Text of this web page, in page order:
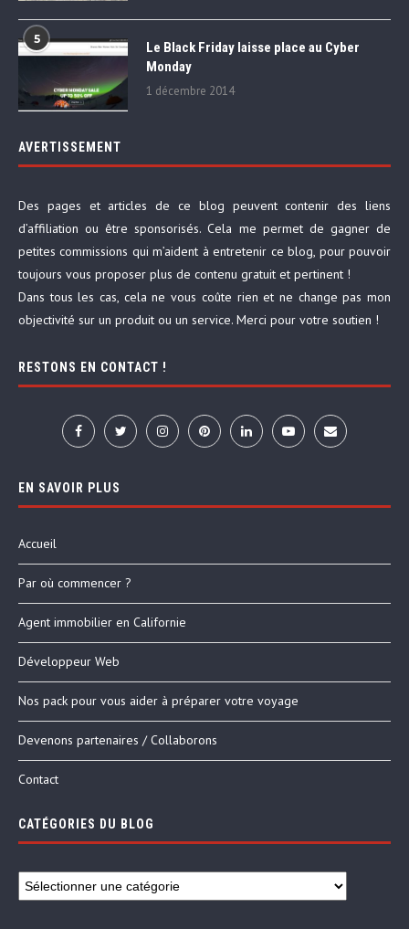
5
Le Black Friday laisse place au Cyber
Monday
1 décembre 2014
AVERTISSEMENT
Des pages et articles de ce blog peuvent contenir des liens
d’affiliation ou être sponsorisés. Cela me permet de gagner de
petites commissions qui m’aident à entretenir ce blog, pour pouvoir
toujours vous proposer plus de contenu gratuit et pertinent !
Dans tous les cas, cela ne vous coûte rien et ne change pas mon
objectivité sur un produit ou un service. Merci pour votre soutien !
RESTONS EN CONTACT !
EN SAVOIR PLUS
Accueil
Par où commencer ?
Agent immobilier en Californie
Développeur Web
Nos pack pour vous aider à préparer votre voyage
Devenons partenaires / Collaborons
Contact
CATÉGORIES DU BLOG